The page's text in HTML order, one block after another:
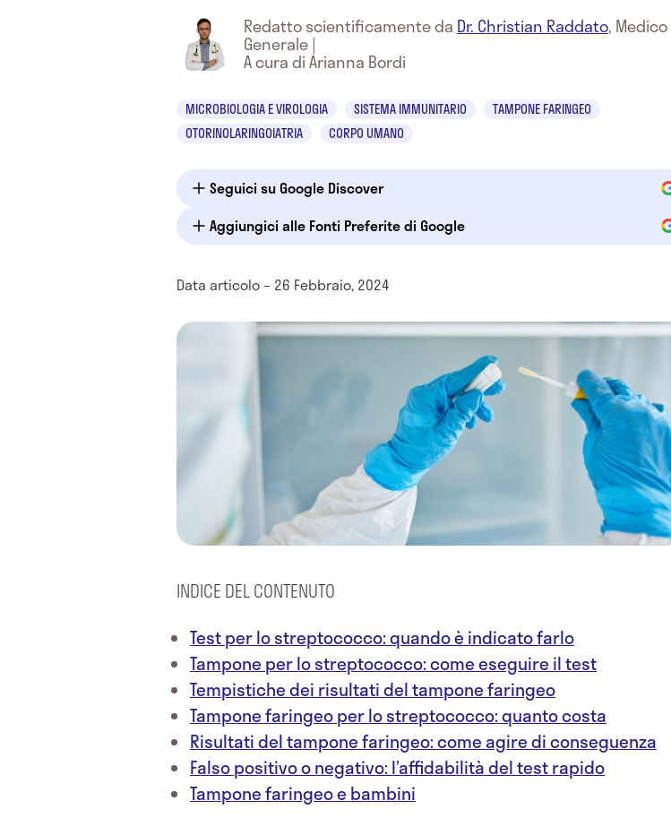
Redatto scientificamente da Dr. Christian Raddato, Medico
Generale|
A cura di Arianna Bordi
MICROBIOLOGIA E VIROLOGIA SISTEMA IMMUNITARIO
TAMPONE FARINGEO
OTORINOLARINGOIATRIA
CORPO UMANO
Seguici su Google Discover
Aggiungici alle Fonti Preferite di Google
Data articolo – 26 Febbraio, 2024
INDICE DEL CONTENUTO
Test per lo streptococco: quando è indicato farlo
Tampone per lo streptococco: come eseguire il test
Tempistiche dei risultati del tampone faringeo
Tampone faringeo per lo streptococco: quanto costa
Risultati del tampone faringeo: come agire di conseguenza
Falso positivo o negativo: l’affidabilità del test rapido
Tampone faringeo e bambini